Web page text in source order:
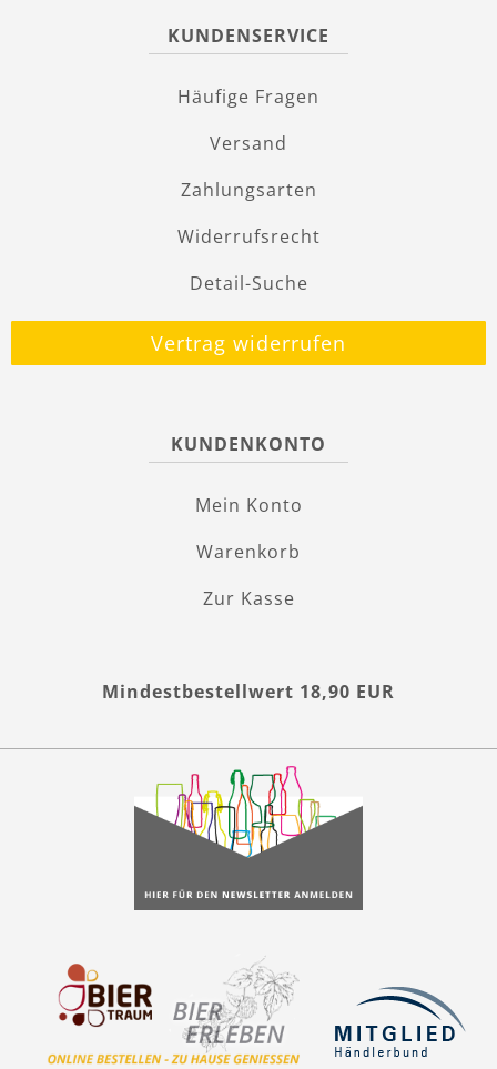
KUNDENSERVICE
Häufige Fragen
Versand
Zahlungsarten
Widerrufsrecht
Detail-Suche
Vertrag widerrufen
KUNDENKONTO
Mein Konto
Warenkorb
Zur Kasse
Mindestbestellwert 18,90 EUR